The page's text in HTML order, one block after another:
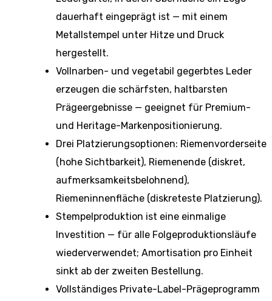
dauerhaft eingeprägt ist — mit einem
Metallstempel unter Hitze und Druck
hergestellt.
Vollnarben- und vegetabil gegerbtes Leder
erzeugen die schärfsten, haltbarsten
Prägeergebnisse — geeignet für Premium-
und Heritage-Markenpositionierung.
Drei Platzierungsoptionen: Riemenvorderseite
(hohe Sichtbarkeit), Riemenende (diskret,
aufmerksamkeitsbelohnend),
Riemeninnenfläche (diskreteste Platzierung).
Stempelproduktion ist eine einmalige
Investition — für alle Folgeproduktionsläufe
wiederverwendet; Amortisation pro Einheit
sinkt ab der zweiten Bestellung.
Vollständiges Private-Label-Prägeprogramm